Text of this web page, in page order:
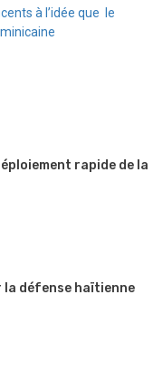
à l’idée que le
rapide de la
la défense haïtienne